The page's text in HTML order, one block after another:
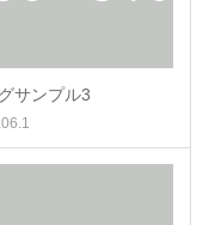
サンプル3